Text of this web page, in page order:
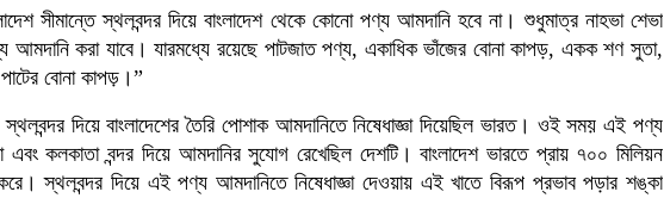
সীমান্তে স্থলবন্দর দিয়ে বাংলাদেশ থেকে কোনো পণ্য আমদানি হবে না। শুধুমাত্র নাহভা শেভা
আমদানি করা যাবে। যারমধ্যে রয়েছে পাটজাত পণ্য, একাধিক ভাঁজের বোনা কাপড়, একক শণ সুতা,
বোনা কাপড়।”
দিয়ে বাংলাদেশের তৈরি পোশাক আমদানিতে নিষেধাজ্ঞা দিয়েছিল ভারত। ওই সময় এই পণ্য
এবং কলকাতা বন্দর দিয়ে আমদানির সুযোগ রেখেছিল দেশটি। বাংলাদেশ ভারতে প্রায় ৭০০ মিলিয়ন
স্থলবন্দর দিয়ে এই পণ্য আমদানিতে নিষেধাজ্ঞা দেওয়ায় এই খাতে বিরূপ প্রভাব পড়ার শঙ্কা